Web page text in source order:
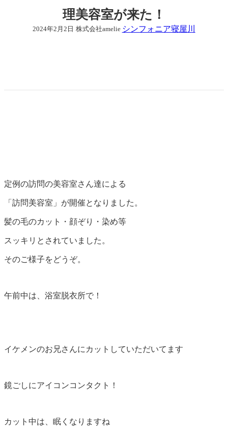
理美容室が来た！
2024年2月2日 株式会社amelie シンフォニア寝屋川
定例の訪問の美容室さん達による
「訪問美容室」が開催となりました。
髪の毛のカット・顔ぞり・染め等
スッキリとされていました。
そのご様子をどうぞ。
午前中は、浴室脱衣所で！
イケメンのお兄さんにカットしていただいてます
鏡ごしにアイコンコンタクト！
カット中は、眠くなりますね